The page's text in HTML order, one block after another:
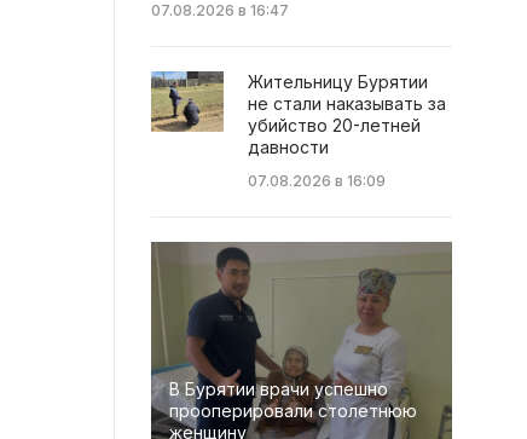
07.08.2026 в 16:47
Жительницу Бурятии
не стали наказывать за
убийство 20-летней
давности
07.08.2026 в 16:09
В Бурятии врачи успешно
прооперировали столетнюю
женщину